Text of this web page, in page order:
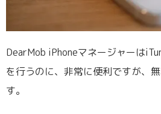
DearMob iPhoneマネージャーは
を行うのに、非常に便利ですが、
す。